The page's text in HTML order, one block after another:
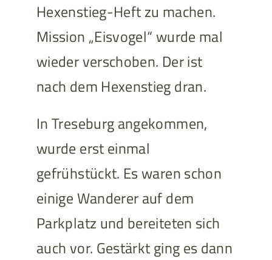
Hexenstieg-Heft zu machen.
Mission „Eisvogel“ wurde mal
wieder verschoben. Der ist
nach dem Hexenstieg dran.
In Treseburg angekommen,
wurde erst einmal
gefrühstückt. Es waren schon
einige Wanderer auf dem
Parkplatz und bereiteten sich
auch vor. Gestärkt ging es dann